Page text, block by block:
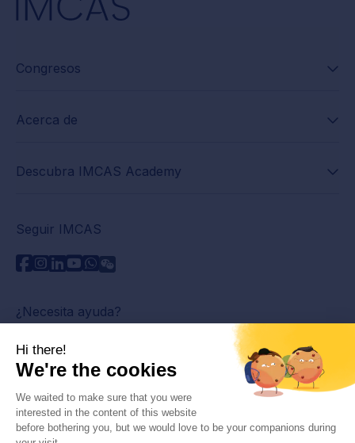
Congresos
Acerca de
Descubra IMCAS Academy
Seguir IMCAS
¿Necesita ayuda?
Contáctenos
Leer preguntas frecuentes
Política de privacidad
Información legal